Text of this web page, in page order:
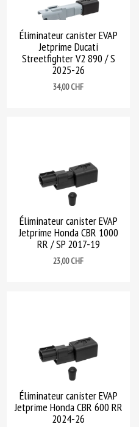
Éliminateur canister EVAP
Jetprime Ducati
Streetfighter V2 890 / S
2025-26
Prix
34,00 CHF
Éliminateur canister EVAP
Jetprime Honda CBR 1000
RR / SP 2017-19
Prix
23,00 CHF
Éliminateur canister EVAP
Jetprime Honda CBR 600 RR
2024-26